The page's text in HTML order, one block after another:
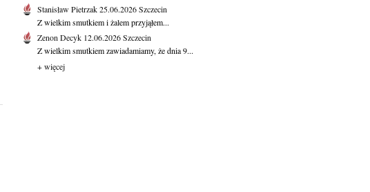
Stanisław Pietrzak25.06.2026Szczecin
Z wielkim smutkiem i żalem przyjąłem...
Zenon Decyk 12.06.2026Szczecin
Z wielkim smutkiem zawiadamiamy, że dnia 9...
+ więcej